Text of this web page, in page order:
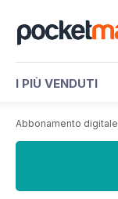
I PIÙ VENDUTI
Abbonamento digitale